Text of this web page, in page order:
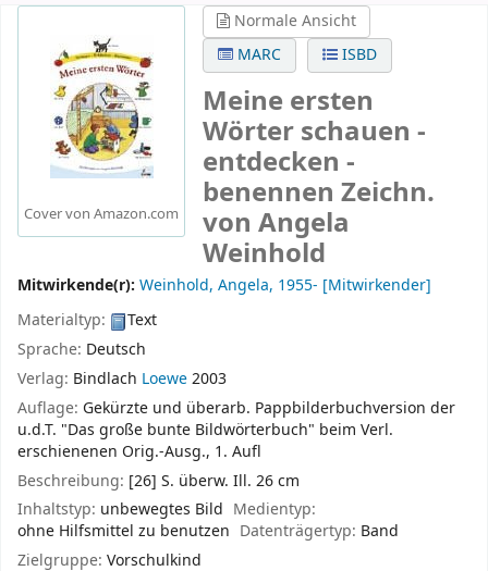
Cover von Amazon.com
Normale Ansicht
MARC
ISBD
Meine ersten
Wörter schauen -
entdecken -
benennen Zeichn.
von Angela
Weinhold
Mitwirkende(r): Weinhold, Angela, 1955- [Mitwirkender]
Materialtyp:
Text
Sprache: Deutsch
Verlag: Bindlach Loewe2003
Auflage: Gekürzte und überarb. Pappbilderbuchversion der
u.d.T. "Das große bunte Bildwörterbuch" beim Verl.
erschienenen Orig.-Ausg., 1. Aufl
Beschreibung: [26] S. überw. Ill. 26 cm
Inhaltstyp: unbewegtes Bild Medientyp:
ohne Hilfsmittel zu benutzen Datenträgertyp: Band
Zielgruppe: Vorschulkind